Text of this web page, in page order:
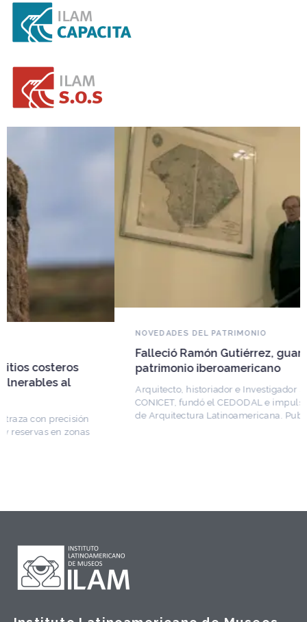
NOVEDADES DEL PATRIMONIO
Falleció Ramón Gutiérrez, guardián del
patrimonio iberoamericano
Arquitecto, historiador e Investigador Superior del
CONICET, fundó el CEDODAL e impulsó los Seminarios
de Arquitectura Latinoamericana. Publicó más de